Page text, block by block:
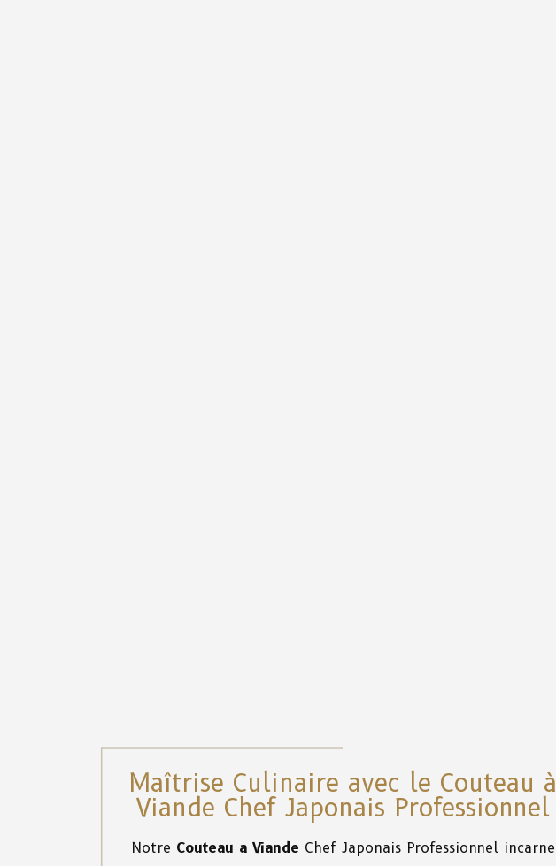
Maîtrise Culinaire avec le Couteau à
Viande Chef Japonais Professionnel
Notre Couteau a Viande Chef Japonais Professionnel incarne